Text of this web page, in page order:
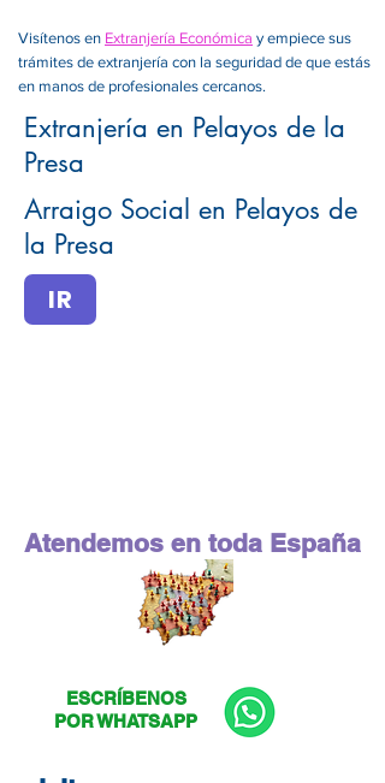
Visítenos en Extranjería Económica y empiece sus
trámites de extranjería con la seguridad de que estás
en manos de profesionales cercanos.
Extranjería en Pelayos de la
Presa
Arraigo Social en Pelayos de
la Presa
IR
Atendemos en toda España
ESCRÍBENOS
POR WHATSAPP